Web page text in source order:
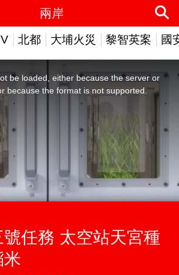
北都 大埔火災 黎智英案 國
兩岸
be loaded, either because the server or
because the format is not supported.
任務 太空站天宮種
米